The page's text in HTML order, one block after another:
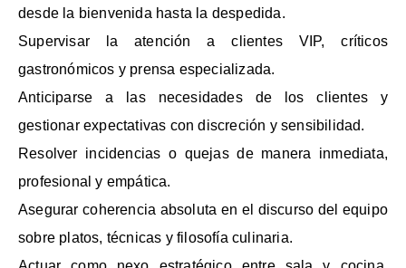
desde la bienvenida hasta la despedida.
Supervisar la atención a clientes VIP, críticos
gastronómicos y prensa especializada.
Anticiparse a las necesidades de los clientes y
gestionar expectativas con discreción y sensibilidad.
Resolver incidencias o quejas de manera inmediata,
profesional y empática.
Asegurar coherencia absoluta en el discurso del equipo
sobre platos, técnicas y filosofía culinaria.